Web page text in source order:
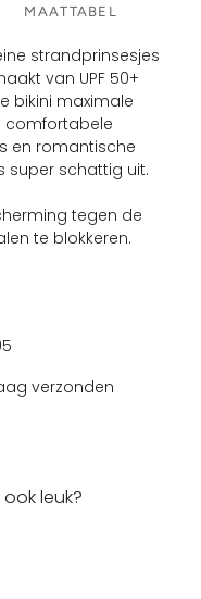
MAATTABEL
strandprinsesjes
van UPF 50+
bikini maximale
comfortabele
en romantische
super schattig uit.
tegen de
te blokkeren.
verzonden
leuk?